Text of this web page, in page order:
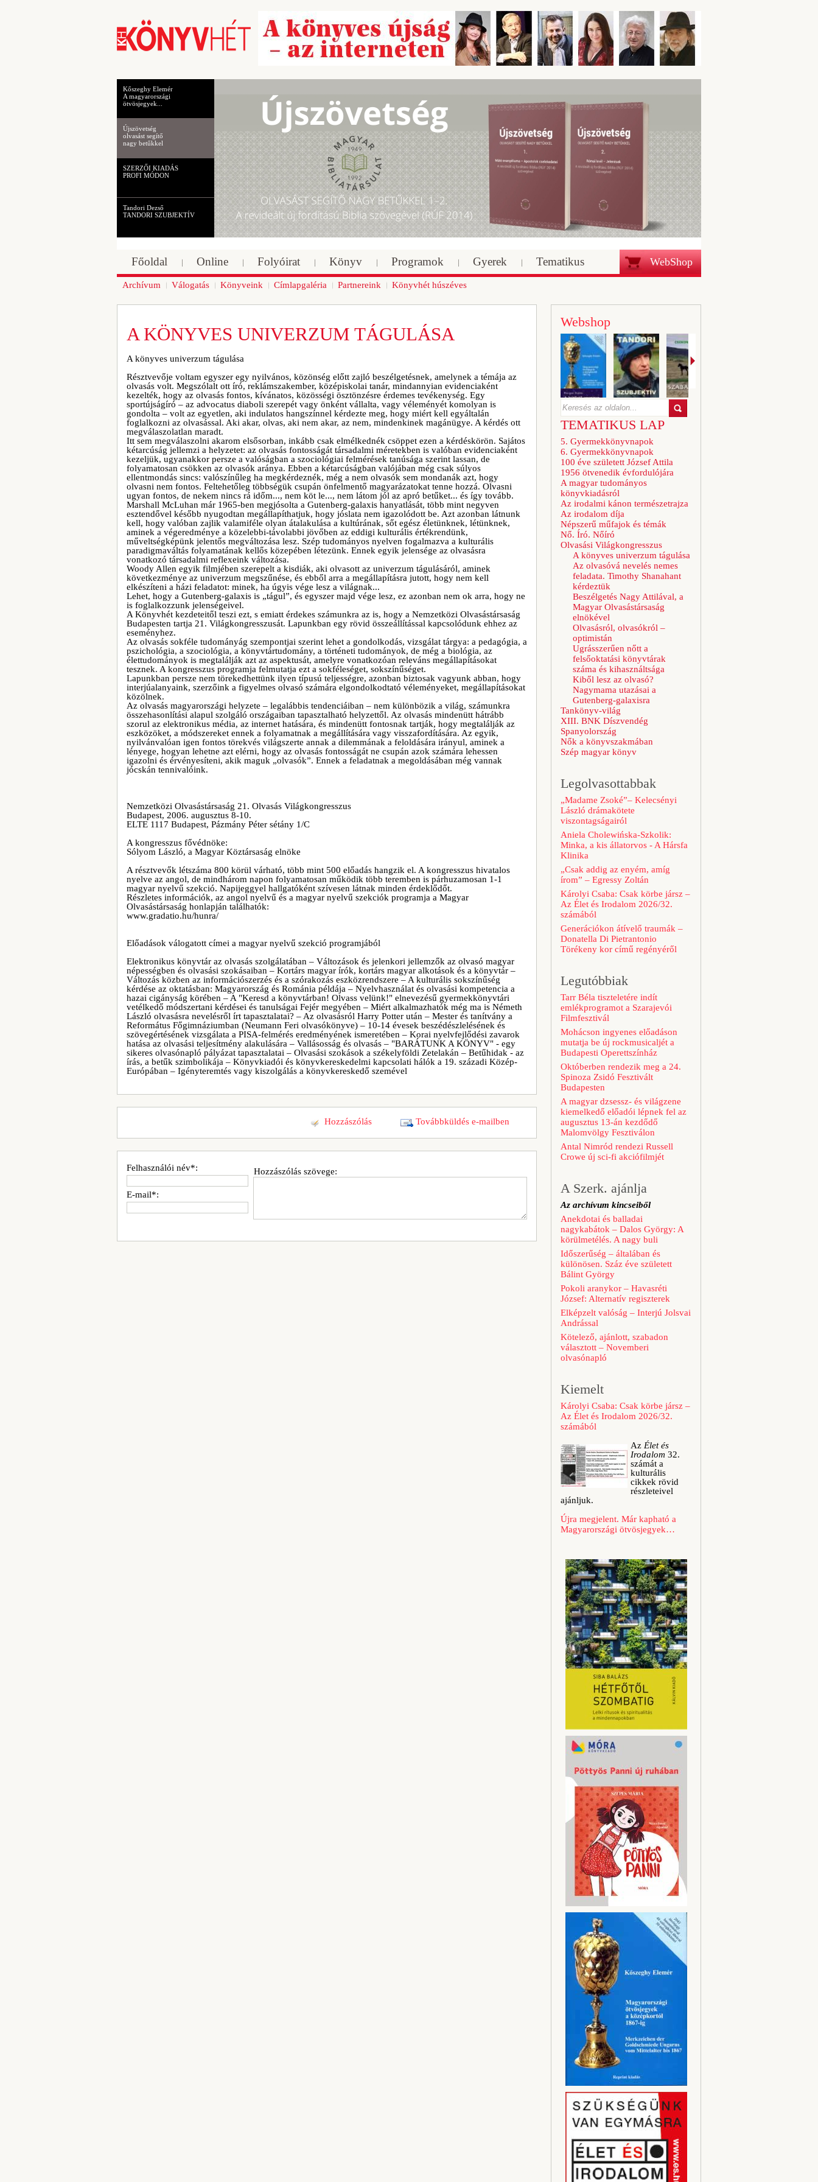
Kőszeghy Elemér
A magyarországi
ötvösjegyek...
Újszövetség
olvasást segítő
nagy betűkkel
SZERZŐI KIADÁS
PROFI MÓDON
Tandori Dezső
TANDORI SZUBJEKTÍV
WebShop
Főoldal Online Folyóirat Könyv Programok Gyerek Tematikus
Archívum Válogatás Könyveink Címlapgaléria Partnereink Könyvhét húszéves
A KÖNYVES UNIVERZUM TÁGULÁSA
A könyves univerzum tágulása
Résztvevője voltam egyszer egy nyilvános, közönség előtt zajló beszélgetésnek, amelynek a témája az
olvasás volt. Megszólalt ott író, reklámszakember, középiskolai tanár, mindannyian evidenciaként
kezelték, hogy az olvasás fontos, kívánatos, közösségi ösztönzésre érdemes tevékenység. Egy
sportújságíró – az advocatus diaboli szerepét vagy önként vállalta, vagy véleményét komolyan is
gondolta – volt az egyetlen, aki indulatos hangszínnel kérdezte meg, hogy miért kell egyáltalán
foglalkozni az olvasással. Aki akar, olvas, aki nem akar, az nem, mindenkinek magánügye. A kérdés ott
megválaszolatlan maradt.
Itt sem megválaszolni akarom elsősorban, inkább csak elmélkednék csöppet ezen a kérdéskörön. Sajátos
kétarcúság jellemzi a helyzetet: az olvasás fontosságát társadalmi méretekben is valóban evidenciaként
kezeljük, ugyanakkor persze a valóságban a szociológiai felmérések tanúsága szerint lassan, de
folyamatosan csökken az olvasók aránya. Ebben a kétarcúságban valójában még csak súlyos
ellentmondás sincs: valószínűleg ha megkérdeznék, még a nem olvasók sem mondanák azt, hogy
olvasni nem fontos. Feltehetőleg többségük csupán önfelmentő magyarázatokat tenne hozzá. Olvasni
ugyan fontos, de nekem nincs rá időm..., nem köt le..., nem látom jól az apró betűket... és így tovább.
Marshall McLuhan már 1965-ben megjósolta a Gutenberg-galaxis hanyatlását, több mint negyven
esztendővel később nyugodtan megállapíthatjuk, hogy jóslata nem igazolódott be. Azt azonban látnunk
kell, hogy valóban zajlik valamiféle olyan átalakulása a kultúrának, sőt egész életünknek, létünknek,
aminek a végeredménye a közelebbi-távolabbi jövőben az eddigi kulturális értékrendünk,
műveltségképünk jelentős megváltozása lesz. Szép tudományos nyelven fogalmazva a kulturális
paradigmaváltás folyamatának kellős közepében létezünk. Ennek egyik jelensége az olvasásra
vonatkozó társadalmi reflexeink változása.
Woody Allen egyik filmjében szerepelt a kisdiák, aki olvasott az univerzum tágulásáról, aminek
következménye az univerzum megszűnése, és ebből arra a megállapításra jutott, hogy nem kell
elkészíteni a házi feladatot: minek, ha úgyis vége lesz a világnak...
Lehet, hogy a Gutenberg-galaxis is „tágul”, és egyszer majd vége lesz, ez azonban nem ok arra, hogy ne
is foglalkozzunk jelenségeivel.
A Könyvhét kezdeteitől teszi ezt, s emiatt érdekes számunkra az is, hogy a Nemzetközi Olvasástársaság
Budapesten tartja 21. Világkongresszusát. Lapunkban egy rövid összeállítással kapcsolódunk ehhez az
eseményhez.
Az olvasás sokféle tudományág szempontjai szerint lehet a gondolkodás, vizsgálat tárgya: a pedagógia, a
pszichológia, a szociológia, a könyvtártudomány, a történeti tudományok, de még a biológia, az
élettudományok is megtalálják azt az aspektusát, amelyre vonatkozóan releváns megállapításokat
tesznek. A kongresszus programja felmutatja ezt a sokféleséget, sokszínűséget.
Lapunkban persze nem törekedhettünk ilyen típusú teljességre, azonban biztosak vagyunk abban, hogy
interjúalanyaink, szerzőink a figyelmes olvasó számára elgondolkodtató véleményeket, megállapításokat
közölnek.
Az olvasás magyarországi helyzete – legalábbis tendenciáiban – nem különbözik a világ, számunkra
összehasonlítási alapul szolgáló országaiban tapasztalható helyzettől. Az olvasás mindenütt hátrább
szorul az elektronikus média, az internet hatására, és mindenütt fontosnak tartják, hogy megtalálják az
eszközöket, a módszereket ennek a folyamatnak a megállítására vagy visszafordítására. Az egyik,
nyilvánvalóan igen fontos törekvés világszerte annak a dilemmának a feloldására irányul, aminek a
lényege, hogyan lehetne azt elérni, hogy az olvasás fontosságát ne csupán azok számára lehessen
igazolni és érvényesíteni, akik maguk „olvasók”. Ennek a feladatnak a megoldásában még vannak
jócskán tennivalóink.
Nemzetközi Olvasástársaság 21. Olvasás Világkongresszus
Budapest, 2006. augusztus 8-10.
ELTE 1117 Budapest, Pázmány Péter sétány 1/C
A kongresszus fővédnöke:
Sólyom László, a Magyar Köztársaság elnöke
A résztvevők létszáma 800 körül várható, több mint 500 előadás hangzik el. A kongresszus hivatalos
nyelve az angol, de mindhárom napon folyamatosan működik több teremben is párhuzamosan 1-1
magyar nyelvű szekció. Napijeggyel hallgatóként szívesen látnak minden érdeklődőt.
Részletes információk, az angol nyelvű és a magyar nyelvű szekciók programja a Magyar
Olvasástársaság honlapján találhatók:
www.gradatio.hu/hunra/
Előadások válogatott címei a magyar nyelvű szekció programjából
Elektronikus könyvtár az olvasás szolgálatában – Változások és jelenkori jellemzők az olvasó magyar
népességben és olvasási szokásaiban – Kortárs magyar írók, kortárs magyar alkotások és a könyvtár –
Változás közben az információszerzés és a szórakozás eszközrendszere – A kulturális sokszínűség
kérdése az oktatásban: Magyarország és Románia példája – Nyelvhasználat és olvasási kompetencia a
hazai cigányság körében – A "Keresd a könyvtárban! Olvass velünk!" elnevezésű gyermekkönyvtári
vetélkedő módszertani kérdései és tanulságai Fejér megyében – Miért alkalmazhatók még ma is Németh
László olvasásra nevelésről írt tapasztalatai? – Az olvasásról Harry Potter után – Mester és tanítvány a
Református Főgimnáziumban (Neumann Feri olvasókönyve) – 10-14 évesek beszédészlelésének és
szövegértésének vizsgálata a PISA-felmérés eredményének ismeretében – Korai nyelvfejlődési zavarok
hatása az olvasási teljesítmény alakulására – Vallásosság és olvasás – "BARÁTUNK A KÖNYV" - egy
sikeres olvasónapló pályázat tapasztalatai – Olvasási szokások a székelyföldi Zetelakán – Betűhidak - az
írás, a betűk szimbolikája – Könyvkiadói és könyvkereskedelmi kapcsolati hálók a 19. századi Közép-
Európában – Igényteremtés vagy kiszolgálás a könyvkereskedő szemével
Továbbküldés e-mailben
Hozzászólás
Hozzászólás szövege:
Felhasználói név*:
E-mail*:
Webshop
TEMATIKUS LAP
5. Gyermekkönyvnapok
6. Gyermekkönyvnapok
100 éve született József Attila
1956 ötvenedik évfordulójára
A magyar tudományos
könyvkiadásról
Az irodalmi kánon természetrajza
Az irodalom díja
Népszerű műfajok és témák
Nő. Író. Nőíró
Olvasási Világkongresszus
A könyves univerzum tágulása
Az olvasóvá nevelés nemes
feladata. Timothy Shanahant
kérdeztük
Beszélgetés Nagy Attilával, a
Magyar Olvasástársaság
elnökével
Olvasásról, olvasókról –
optimistán
Ugrásszerűen nőtt a
felsőoktatási könyvtárak
száma és kihasználtsága
Kiből lesz az olvasó?
Nagymama utazásai a
Gutenberg-galaxisra
Tankönyv-világ
XIII. BNK Díszvendég
Spanyolország
Nők a könyvszakmában
Szép magyar könyv
Legolvasottabbak
„Madame Zsoké”– Kelecsényi
László drámakötete
viszontagságairól
Aniela Cholewińska-Szkolik:
Minka, a kis állatorvos - A Hársfa
Klinika
„Csak addig az enyém, amíg
írom” – Egressy Zoltán
Károlyi Csaba: Csak körbe jársz –
Az Élet és Irodalom 2026/32.
számából
Generációkon átívelő traumák –
Donatella Di Pietrantonio
Törékeny kor című regényéről
Legutóbbiak
Tarr Béla tiszteletére indít
emlékprogramot a Szarajevói
Filmfesztivál
Mohácson ingyenes előadáson
mutatja be új rockmusicaljét a
Budapesti Operettszínház
Októberben rendezik meg a 24.
Spinoza Zsidó Fesztivált
Budapesten
A magyar dzsessz- és világzene
kiemelkedő előadói lépnek fel az
augusztus 13-án kezdődő
Malomvölgy Fesztiválon
Antal Nimród rendezi Russell
Crowe új sci-fi akciófilmjét
A Szerk. ajánlja
Az archívum kincseiből
Anekdotai és balladai
nagykabátok – Dalos György: A
körülmetélés. A nagy buli
Időszerűség – általában és
különösen. Száz éve született
Bálint György
Pokoli aranykor – Havasréti
József: Alternatív regiszterek
Elképzelt valóság – Interjú Jolsvai
Andrással
Kötelező, ajánlott, szabadon
választott – Novemberi
olvasónapló
Kiemelt
Károlyi Csaba: Csak körbe jársz –
Az Élet és Irodalom 2026/32.
számából
Az Élet és
Irodalom 32.
számát a
kulturális
cikkek rövid
részleteivel
ajánljuk.
Újra megjelent. Már kapható a
Magyarországi ötvösjegyek…